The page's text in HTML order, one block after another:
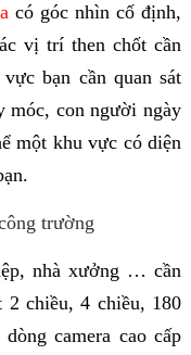
có góc nhìn cố định,
vị trí then chốt cần
bạn cần quan sát
móc, con người ngày
một khu vực có diện
trường
nhà xưởng … cần
2 chiều, 4 chiều, 180
camera cao cấp